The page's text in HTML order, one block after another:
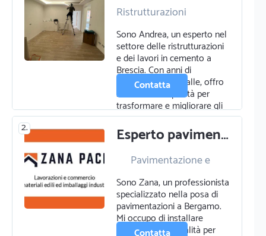
Ristrutturazioni
Edilizia
Pittura murale e
ornamentale
Pavimentazione e
parquettista
Sono Andrea, un esperto nel
settore delle ristrutturazioni
e dei lavori in cemento a
Brescia. Con anni di
esperienza alle spalle, offro
servizi di alta qualità per
trasformare e migliorare gli
ambien…
Contatta
2. Esperto pavimentazioni a bergamo
Pavimentazione e
Cemento e calcestruzzo
Sono Zana, un professionista
specializzato nella posa di
pavimentazioni a Bergamo.
Mi occupo di installare
parquet di alta qualità per